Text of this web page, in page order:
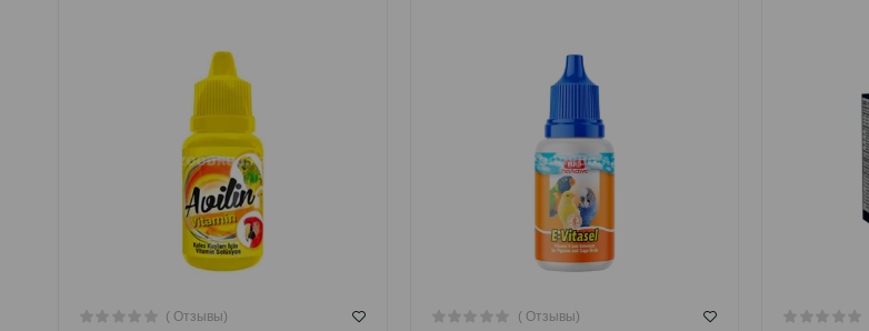
( Отзывы) ( Отзывы)